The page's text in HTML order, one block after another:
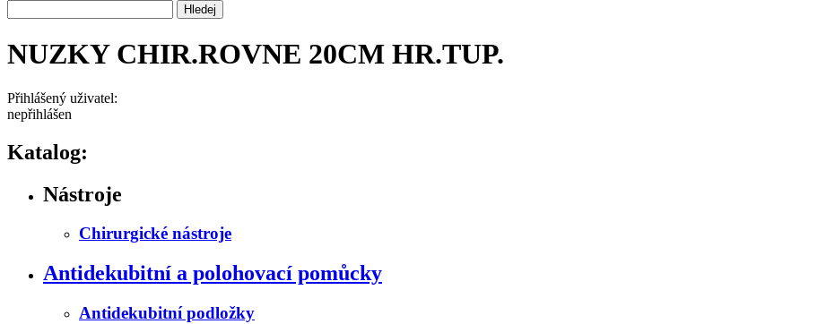
NUZKY CHIR.ROVNE 20CM HR.TUP.
Přihlášený uživatel:
nepřihlášen
Katalog:
Nástroje
Chirurgické nástroje
Antidekubitní a polohovací pomůcky
Antidekubitní podložky